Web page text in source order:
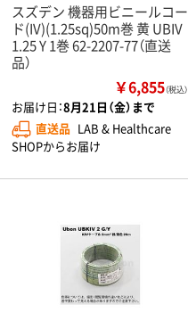
スズデン 機器用ビニールコー
ド(IV)(1.25sq)50m巻 黄 UBIV
1.25 Y 1巻 62-2207-77（直送
品）
￥6,855（税込）
お届け日：8月21日（金）まで
直送品 LAB & Healthcare
SHOPからお届け